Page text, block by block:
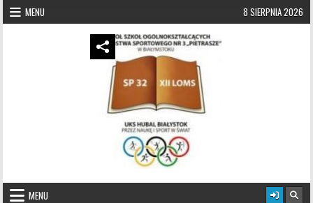
Skip to content
MENU 8 SIERPNIA 2026
UKS Hubal Białystok
MENU